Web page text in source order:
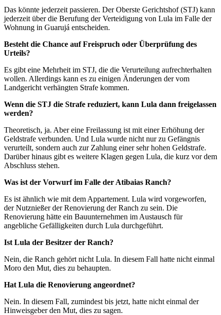
Das könnte jederzeit passieren. Der Oberste Gerichtshof (STJ) kann
jederzeit über die Berufung der Verteidigung von Lula im Falle der
Wohnung in Guarujá entscheiden.
Besteht die Chance auf Freispruch oder Überprüfung des
Urteils?
Es gibt eine Mehrheit im STJ, die die Verurteilung aufrechterhalten
wollen. Allerdings kann es zu einigen Änderungen der vom
Landgericht verhängten Strafe kommen.
Wenn die STJ die Strafe reduziert, kann Lula dann freigelassen
werden?
Theoretisch, ja. Aber eine Freilassung ist mit einer Erhöhung der
Geldstrafe verbunden. Und Lula wurde nicht nur zu Gefängnis
verurteilt, sondern auch zur Zahlung einer sehr hohen Geldstrafe.
Darüber hinaus gibt es weitere Klagen gegen Lula, die kurz vor dem
Abschluss stehen.
Was ist der Vorwurf im Falle der Atibaias Ranch?
Es ist ähnlich wie mit dem Appartement. Lula wird vorgeworfen,
der Nutznießer der Renovierung der Ranch zu sein. Die
Renovierung hätte ein Bauunternehmen im Austausch für
angebliche Gefälligkeiten durch Lula durchgeführt.
Ist Lula der Besitzer der Ranch?
Nein, die Ranch gehört nicht Lula. In diesem Fall hatte nicht einmal
Moro den Mut, dies zu behaupten.
Hat Lula die Renovierung angeordnet?
Nein. In diesem Fall, zumindest bis jetzt, hatte nicht einmal der
Hinweisgeber den Mut, dies zu sagen.